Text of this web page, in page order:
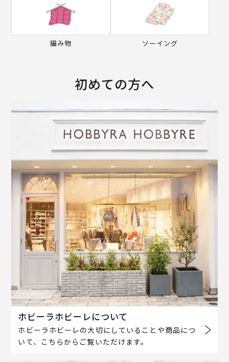
編み物 ソーイング
初めての方へ
ホビーラホビーレについて
ホビーラホビーレの大切にしていることや商品につ
いて、こちらからご覧いただけます。